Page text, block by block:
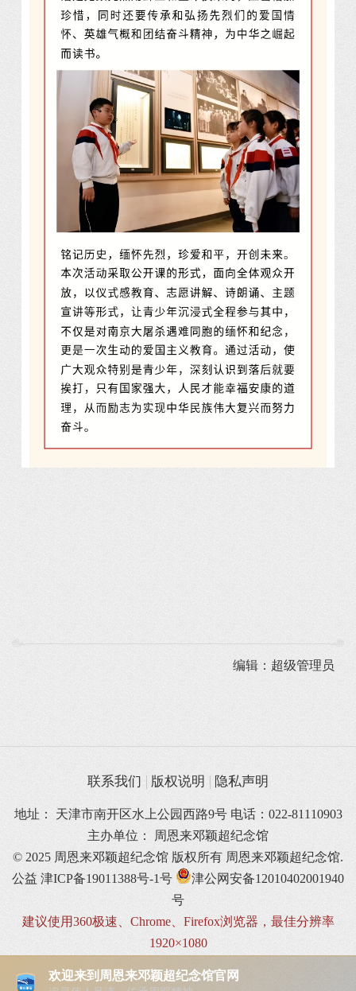
编辑：超级管理员
欢迎来到周恩来邓颖超纪念馆官网
联系我们 版权说明 隐私声明
地址： 天津市南开区水上公园西路9号 电话：022-81110903
主办单位： 周恩来邓颖超纪念馆
© 2025 周恩来邓颖超纪念馆 版权所有 周恩来邓颖超纪念馆.
公益 津ICP备19011388号-1号
津公网安备12010402001940
号
建议使用360极速、Chrome、Firefox浏览器，最佳分辨率
1920×1080